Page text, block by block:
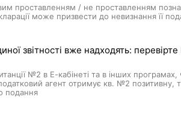
проставленням / не проставленням
може призвести до невизнання її
звітності вже надходять: перевірте
№2 в Е-кабінеті та в інших програмах,
агент отримує кв. №2 позитивну,
подання